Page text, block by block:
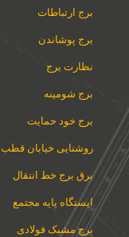
برج ارتباطات
برج پوشاندن
نظارت برج
برج شومینه
برج خود حمایت
روشنایی خیابان قطب
برق برج خط انتقال
ایستگاه پایه مجتمع
برج مشبک فولادی